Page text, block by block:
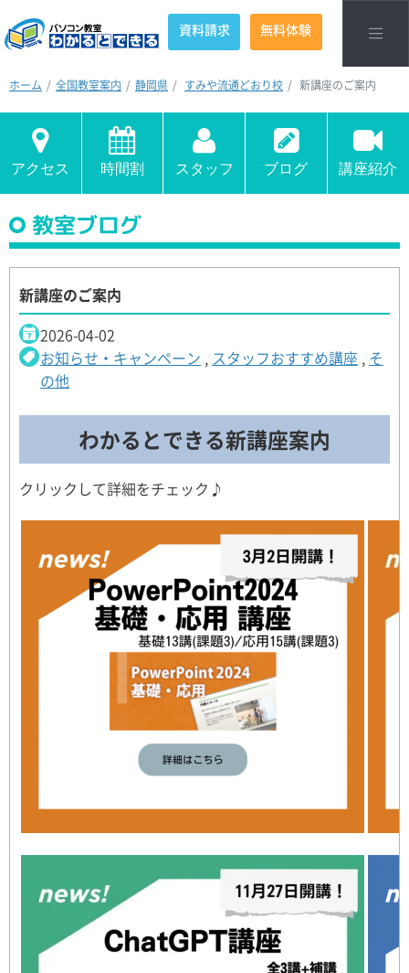
資料請求 無料体験
ホーム 全国教室案内 静岡県 すみや流通どおり校 新講座のご案内
アクセス 時間割 スタッフ ブログ 講座紹介
教室ブログ
新講座のご案内
2026-04-02
お知らせ・キャンペーン , スタッフおすすめ講座 , そ
の他
わかるとできる新講座案内
クリックして詳細をチェック♪